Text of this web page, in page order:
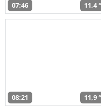
07:46 11,4
08:21 11,9